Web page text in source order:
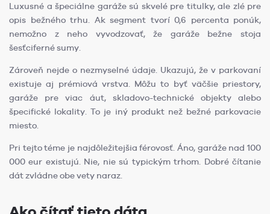
Luxusné a špeciálne garáže sú skvelé pre titulky, ale zlé pre
opis bežného trhu. Ak segment tvorí 0,6 percenta ponúk,
nemožno z neho vyvodzovať, že garáže bežne stoja
šesťciferné sumy.
Zároveň nejde o nezmyselné údaje. Ukazujú, že v parkovaní
existuje aj prémiová vrstva. Môžu to byť väčšie priestory,
garáže pre viac áut, skladovo-technické objekty alebo
špecifické lokality. To je iný produkt než bežné parkovacie
miesto.
Pri tejto téme je najdôležitejšia férovosť. Áno, garáže nad 100
000 eur existujú. Nie, nie sú typickým trhom. Dobré čítanie
dát zvládne obe vety naraz.